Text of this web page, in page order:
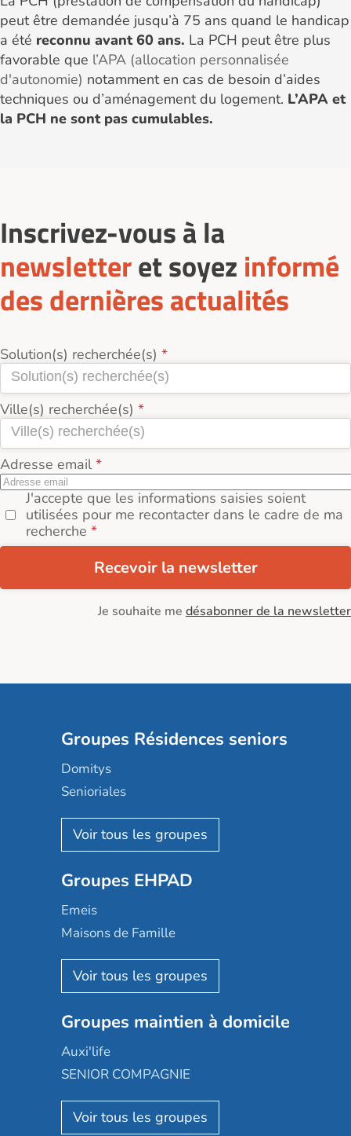
peut être demandée jusqu’à 75 ans quand le handicap
a été reconnu avant 60 ans. La PCH peut être plus
favorable que l’APA (allocation personnalisée
d'autonomie) notamment en cas de besoin d’aides
techniques ou d’aménagement du logement. L’APA et
la PCH ne sont pas cumulables.
Inscrivez-vous à la
newsletteret soyez informé
des dernières actualités
Solution(s) recherchée(s)
Ville(s) recherchée(s)
Adresse email
J'accepte que les informations saisies soient
utilisées pour me recontacter dans le cadre de ma
recherche
Recevoir la newsletter
Je souhaite me désabonner de la newsletter
Groupes Résidences seniors
Domitys
Senioriales
Nohée
Les Résidentiels
Mobicap
Domusvi
Happy Senior
Aquarelia
Nexity edenea
Les jardins d'Arcadie
Occitalia
Appartseniors
Reseda
Groupes EHPAD
Emeis
Maisons de Famille
Korian
Emera
Groupe SOS
Le Noble Âge
Almage
Résidalya
Groupes maintien à domicile
Auxi'life
SENIOR COMPAGNIE
AGE D'OR Services